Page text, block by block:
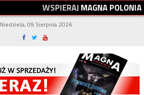
WSPIERAJMAGNAPOLONIA
Niedziela, 09 Sierpnia 2026